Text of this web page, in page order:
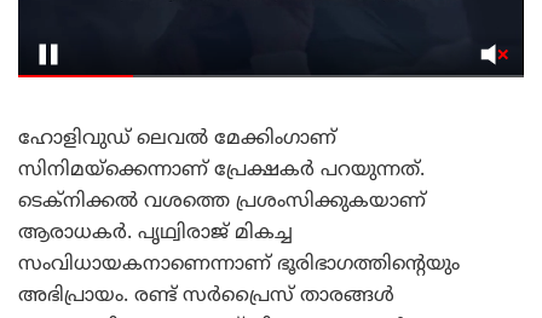
ഹോളിവുഡ് ലെവൽ മേക്കിംഗാണ്
സിനിമയ്‌ക്കെന്നാണ് പ്രേക്ഷകർ പറയുന്നത്.
ടെക്‌നിക്കൽ വശത്തെ പ്രശംസിക്കുകയാണ്
ആരാധകർ. പൃഥ്വിരാജ് മികച്ച
സംവിധായകനാണെന്നാണ് ഭൂരിഭാഗത്തിന്റെയും
അഭിപ്രായം. രണ്ട് സർപ്രൈസ് താരങ്ങൾ